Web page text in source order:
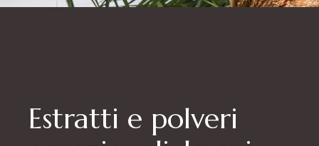
Estratti e polveri